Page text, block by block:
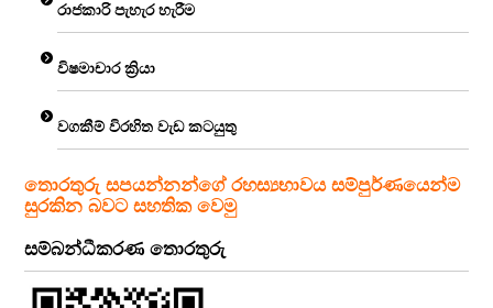
රාජකාරි පැහැර හැරීම
විෂමාචාර ක්‍රියා
වගකීම් විරහිත වැඩ කටයුතු
තොරතුරු සපයන්නන්ගේ රහස්‍යභාවය සම්පුර්ණයෙන්ම
සුරකින බවට සහතික වෙමු
සම්බන්ධීකරණ තොරතුරු